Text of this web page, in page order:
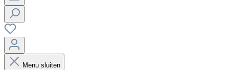
Menu sluiten